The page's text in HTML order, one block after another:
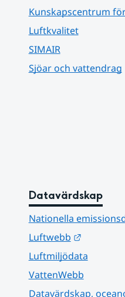
Kunskapscentrum
Luftkvalitet
SIMAIR
Sjöar och vattendrag
Datavärdskap
Nationella
Luftwebb
Länk till
Luftmiljödata
VattenWebb
Datavärdskap,